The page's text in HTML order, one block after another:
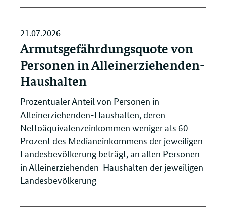
21.07.2026
Armutsgefährdungsquote von
Personen in Alleinerziehenden-
Haushalten
Prozentualer Anteil von Personen in
Alleinerziehenden-Haushalten, deren
Nettoäquivalenzeinkommen weniger als 60
Prozent des Medianeinkommens der jeweiligen
Landesbevölkerung beträgt, an allen Personen
in Alleinerziehenden-Haushalten der jeweiligen
Landesbevölkerung